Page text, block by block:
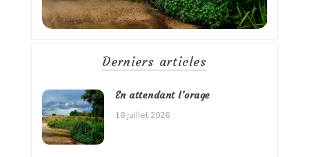
Derniers articles
En attendant l’orage
18 juillet 2026